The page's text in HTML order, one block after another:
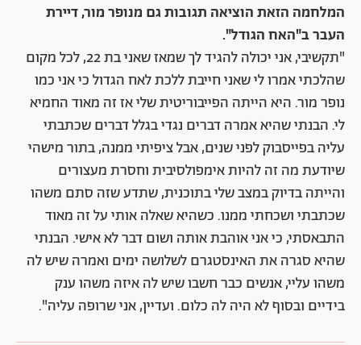
המלחמה הזאת הוציאה תגובות גם מנופר מור, דיירת
העבר ב"האח הגודל".
"תקשיבי, אני יכולה להגיד לך שמאז שאני בת 22, לכל מקום
שהלכתי אמרו לי שאני חייבת ללכת לאח הגדול כי אני כמו
נופר מור. היא הייתה הפייבוריטית שלי אז זה מאוד החמיא
לי. הבנתי שהיא אמרה דברים נגדי בגלל דברים שכתבתי
עליה בפייסבוק לפני שנים, אבל ציפיתי ממנה, בתור מישהי
שיודעת מה זה להיות אימפולסיבית וחסרת מעצורים
והייתה בדיוק במצב שלי בתוכנית, שתדע שזה סתם משהו
שכתבתי ושכחתי ממנו. כשהיא שאלה אותי על זה מאוד
התבאסתי, כי אני אוהבת אותה ושום דבר לא אישי. הבנתי
שהיא סגרה את האינסטגרם לשלושה ימים ואמרה שיש לה
משהו עליי, אנשים כבר חשבו שיש לה איזה משהו ענק
בידיים ובסוף לא היה לה כלום. ועדיין, אני שרופה עליה".